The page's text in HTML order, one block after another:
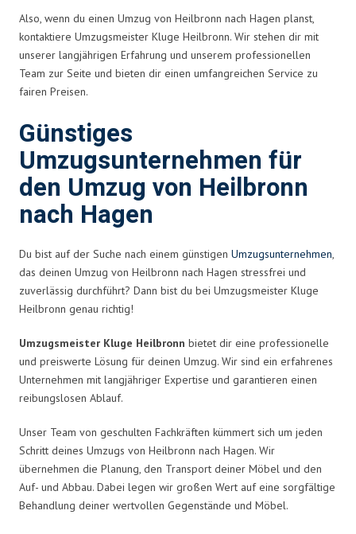
Also, wenn du einen Umzug von Heilbronn nach Hagen planst,
kontaktiere Umzugsmeister Kluge Heilbronn. Wir stehen dir mit
unserer langjährigen Erfahrung und unserem professionellen
Team zur Seite und bieten dir einen umfangreichen Service zu
fairen Preisen.
Günstiges
Umzugsunternehmen für
den Umzug von Heilbronn
nach Hagen
Du bist auf der Suche nach einem günstigen Umzugsunternehmen,
das deinen Umzug von Heilbronn nach Hagen stressfrei und
zuverlässig durchführt? Dann bist du bei Umzugsmeister Kluge
Heilbronn genau richtig!
Umzugsmeister Kluge Heilbronn bietet dir eine professionelle
und preiswerte Lösung für deinen Umzug. Wir sind ein erfahrenes
Unternehmen mit langjähriger Expertise und garantieren einen
reibungslosen Ablauf.
Unser Team von geschulten Fachkräften kümmert sich um jeden
Schritt deines Umzugs von Heilbronn nach Hagen. Wir
übernehmen die Planung, den Transport deiner Möbel und den
Auf- und Abbau. Dabei legen wir großen Wert auf eine sorgfältige
Behandlung deiner wertvollen Gegenstände und Möbel.